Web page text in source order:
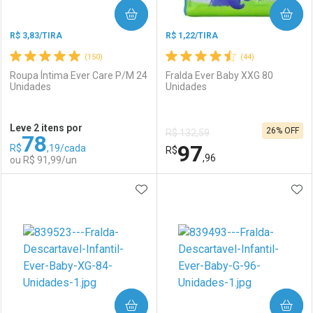
Comprar sem Desconto
Por R$ 336,59/cada
Comprar sem Desconto
Por R$ 336,59/cada
Comprar sem Desconto
Por R$ 91,99/cada
Comprar sem Desconto
Por R$ 91,99/cada
(150)
R$ 3,83/TIRA
Roupa Íntima Ever Care P/M 24
Unidades
Leve 2 itens por
R$78,19/cada
ou R$ 91,99/un
COMPRAR
Laboratório
Por Menos
(44)
R$ 1,22/TIRA
Fralda Ever Baby XXG 80
Unidades
R$ 132,59
R$97,96
26% OFF
COMPRAR
Laboratório
Por Menos
ADICIONAR AOS FAVORITOS
COMPRAR COMPRAR